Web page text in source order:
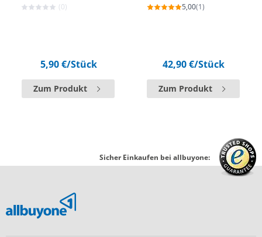
(0)
5,90 €/Stück
Zum Produkt
5,00(1)
42,90 €/Stück
Zum Produkt
Sicher Einkaufen bei allbuyone: